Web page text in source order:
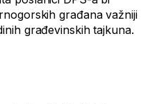
građana važniji
građevinskih tajkuna.